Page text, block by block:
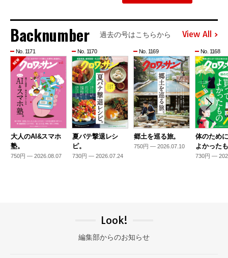
Backnumber 過去の号はこちらから View All
No. 1171
大人のAI&スマホ
塾。
750円 — 2026.08.07
No. 1170
夏バテ撃退レシ
ピ。
730円 — 2026.07.24
No. 1169
郷土を巡る旅。
750円 — 2026.07.10
No. 1168
体のため
よかった
730円 —
Look!
編集部からのお知らせ